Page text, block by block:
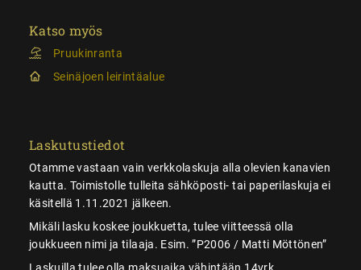
Katso myös
Pruukinranta
Seinäjoen leirintäalue
Laskutustiedot
Otamme vastaan vain verkkolaskuja alla olevien kanavien
kautta. Toimistolle tulleita sähköposti- tai paperilaskuja ei
käsitellä 1.11.2021 jälkeen.
Mikäli lasku koskee joukkuetta, tulee viitteessä olla
joukkueen nimi ja tilaaja. Esim. ”P2006 / Matti Möttönen”
Laskuilla tulee olla maksuaika vähintään 14vrk.